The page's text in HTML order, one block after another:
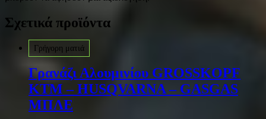
Σχετικά προϊόντα
Γρήγορη ματιά
Γρανάζι Αλουμινίου GROSSKOPF
KTM – HUSQVARNA – GASGAS
ΜΠΛΕ